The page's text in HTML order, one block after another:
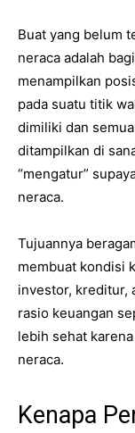
Buat yang belum
neraca adalah
menampilkan
pada suatu titik
dimiliki dan
ditampilkan di
“mengatur”
neraca.
Tujuannya
membuat kondisi
investor, kreditur,
rasio keuangan
lebih sehat
neraca.
Kenapa